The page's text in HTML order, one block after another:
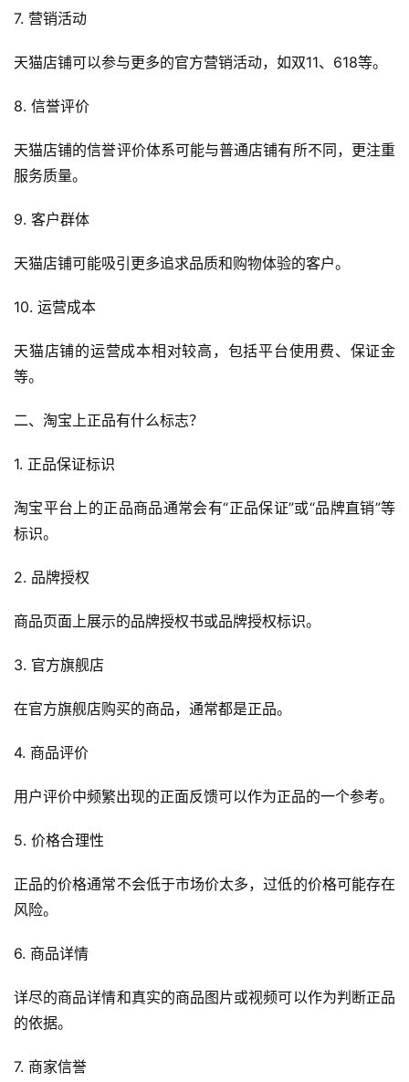
首
自
媒
E
O
化
7. 营销活动
天猫店铺可以参与更多的官方营销活动，如双11、618等。
8. 信誉评价
天猫店铺的信誉评价体系可能与普通店铺有所不同，更注重
服务质量。
9. 客户群体
天猫店铺可能吸引更多追求品质和购物体验的客户。
10. 运营成本
天猫店铺的运营成本相对较高，包括平台使用费、保证金
等。
二、淘宝上正品有什么标志？
1. 正品保证标识
淘宝平台上的正品商品通常会有“正品保证”或“品牌直销”等
标识。
2. 品牌授权
商品页面上展示的品牌授权书或品牌授权标识。
3. 官方旗舰店
在官方旗舰店购买的商品，通常都是正品。
4. 商品评价
用户评价中频繁出现的正面反馈可以作为正品的一个参考。
5. 价格合理性
正品的价格通常不会低于市场价太多，过低的价格可能存在
风险。
6. 商品详情
详尽的商品详情和真实的商品图片或视频可以作为判断正品
的依据。
7. 商家信誉